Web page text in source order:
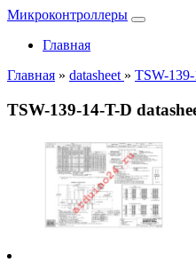
Микроконтроллеры
Главная
Главная » datasheet » TSW-
TSW-139-14-T-D